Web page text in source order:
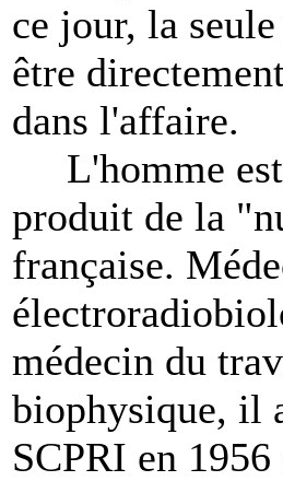
ce jour, la
être
dans l'affaire.
L'homme
produit de la
française.
médecin du
biophysique, il
SCPRI en